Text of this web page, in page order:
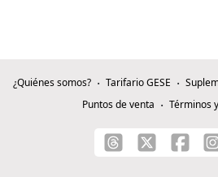
¿Quiénes somos? Tarifario GESE
Puntos de venta
Términos